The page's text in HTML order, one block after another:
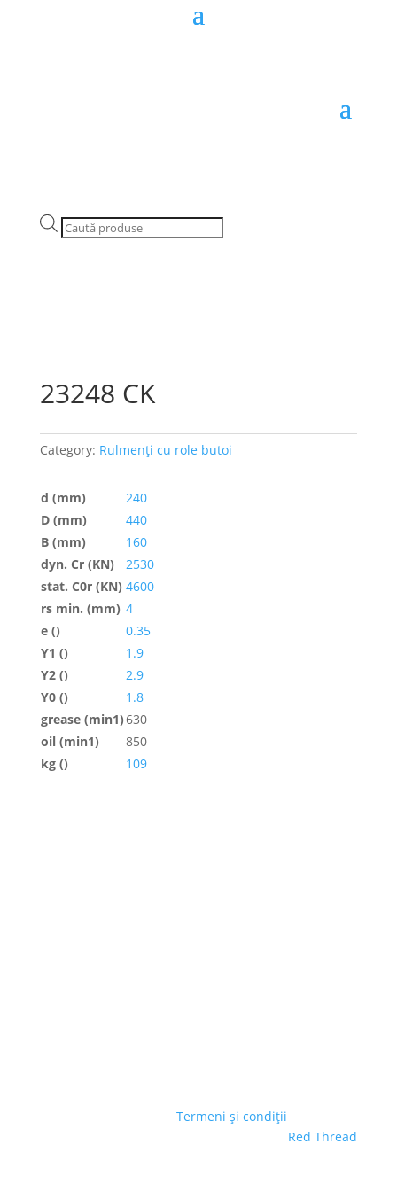
Products
search
23248 CK
Category: Rulmenți cu role butoi
d (mm)
240
D (mm)
440
B (mm)
160
dyn. Cr (KN)
2530
stat. C0r (KN) 4600
rs min. (mm) 4
e ()
0.35
Y1 ()
1.9
Y2 ()
2.9
Y0 ()
1.8
grease (min1)630
oil (min1)
850
kg ()
109
|Termeni și condiții
Red Thread